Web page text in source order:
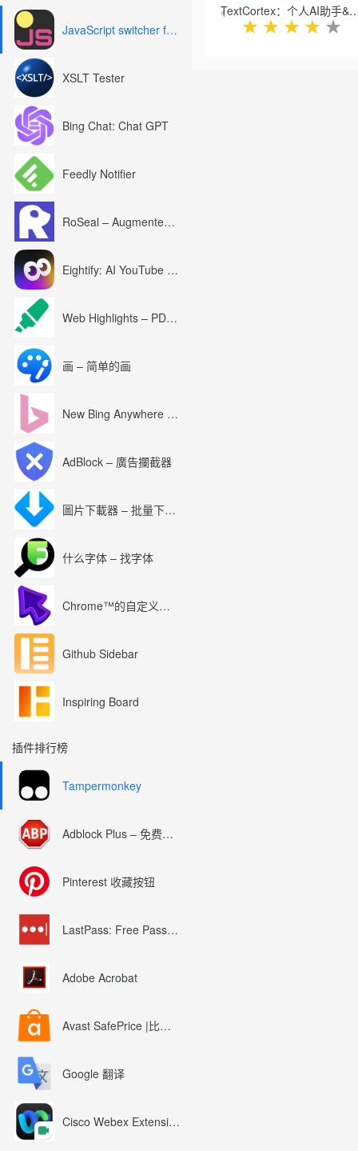
JavaScript switcher for SEO and development
XSLT Tester
Bing Chat: Chat GPT
Feedly Notifier
RoSeal – Augmented Roblox Experience
Eightify: AI YouTube Summary with ChatGPT
Web Highlights – PDF & Web Highlighter
画 – 简单的画
New Bing Anywhere (Bing Chat GPT-4)
AdBlock – 廣告攔截器
圖片下載器 – 批量下載圖片
什么字体 – 找字体
Chrome™的自定义光标
Github Sidebar
Inspiring Board
插件排行榜
Tampermonkey
Adblock Plus – 免费的广告拦截器
Pinterest 收藏按钮
LastPass: Free Password Manager
Adobe Acrobat
Avast SafePrice |比较、交易、优惠券
Google 翻译
Cisco Webex Extension
TextCortex：个
★ ★ ★ ★ ★